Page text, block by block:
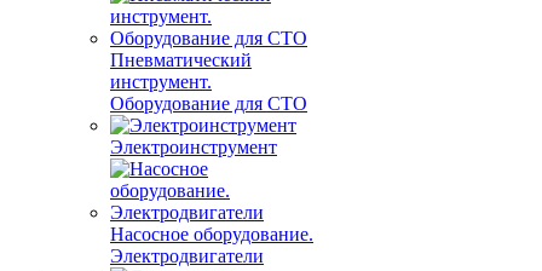
Пневматический
инструмент.
Оборудование для СТО
Электроинструмент
Насосное оборудование.
Электродвигатели